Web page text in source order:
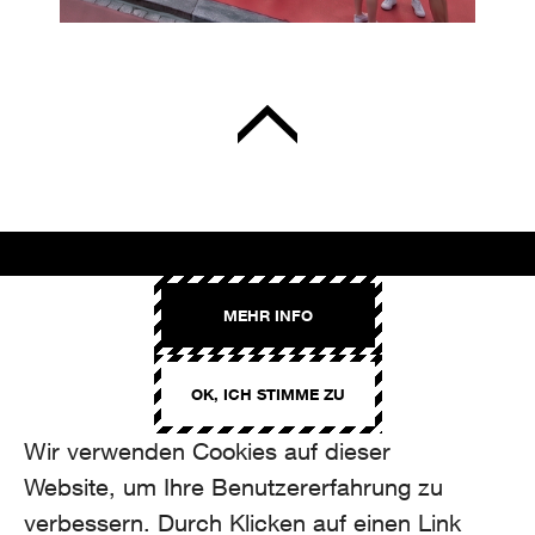
Wir verwenden Cookies auf dieser
Website, um Ihre Benutzererfahrung zu
verbessern. Durch Klicken auf einen Link
OK, ICH STIMME ZU
MEHR INFO
Binzmühlestrasse 170c
CH-8050 Zürich
CONTACT
hello@aroma.ch
+41 44 208 12 29
FOLLOW US